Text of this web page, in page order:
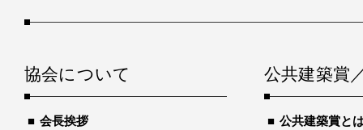
協会について
会長挨拶
公共建築賞
公共建築賞と